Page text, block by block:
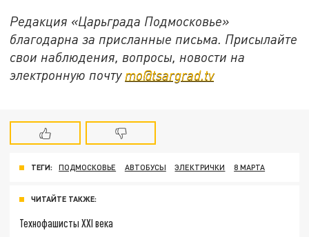
Редакция «Царьграда Подмосковье»
благодарна за присланные письма. Присылайте
свои наблюдения, вопросы, новости на
электронную почту mo@tsargrad.tv
ТЕГИ: ПОДМОСКОВЬЕ АВТОБУСЫ ЭЛЕКТРИЧКИ 8 МАРТА
ЧИТАЙТЕ ТАКЖЕ:
Технофашисты XXI века